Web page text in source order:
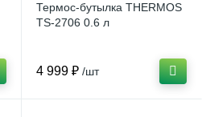
Термос-бутылка THERMOS
TS-2706 0.6 л
4 999 ₽ /шт